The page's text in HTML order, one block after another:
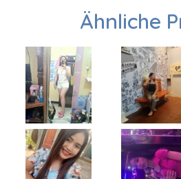
Ähnliche